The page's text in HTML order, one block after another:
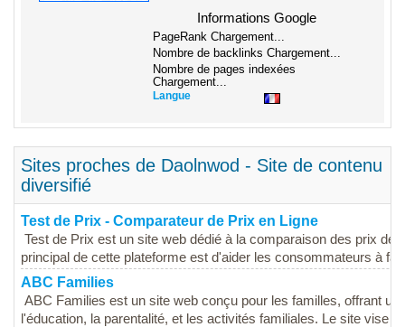
Informations Google
PageRank Chargement...
Nombre de backlinks Chargement...
Nombre de pages indexées
Chargement...
Langue
Sites proches de Daolnwod - Site de contenu
diversifié
Test de Prix - Comparateur de Prix en Ligne
Test de Prix est un site web dédié à la comparaison des prix
principal de cette plateforme est d'aider les consommateurs à
ABC Families
ABC Families est un site web conçu pour les familles, offrant
l'éducation, la parentalité, et les activités familiales. Le site vise